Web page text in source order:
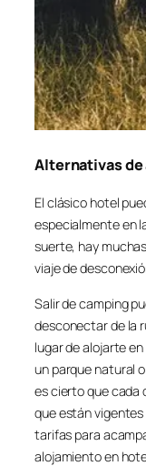
Alternativas
El clásico hotel
especialmente en
suerte, hay
viaje de
Salir de camping
desconectar de la
lugar de alojarte
un parque natural
es cierto que cada
que están
tarifas para
alojamiento en